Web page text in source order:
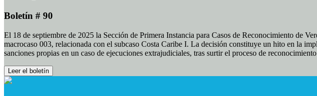
Boletín # 90
El 18 de septiembre de 2025 la Sección de Primera Instancia para Casos de Reconocimiento de
macrocaso 003, relacionada con el subcaso Costa Caribe I. La decisión constituye un hito en la
sanciones propias en un caso de ejecuciones extrajudiciales, tras surtir el proceso de
Leer el boletín